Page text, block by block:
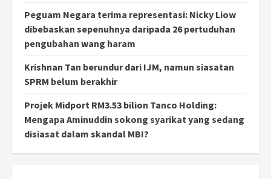
Peguam Negara terima representasi: Nicky Liow
dibebaskan sepenuhnya daripada 26 pertuduhan
pengubahan wang haram
Krishnan Tan berundur dari IJM, namun siasatan
SPRM belum berakhir
Projek Midport RM3.53 bilion Tanco Holding:
Mengapa Aminuddin sokong syarikat yang sedang
disiasat dalam skandal MBI?